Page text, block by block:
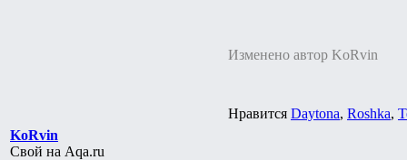
Изменено автор KoRvin
Нравится Daytona, Roshka,
KoRvin
Свой на Aqa.ru